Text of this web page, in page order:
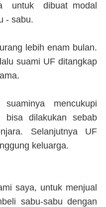
untuk dibuat modal
- sabu.
lebih enam bulan.
suami UF ditangkap
mencukupi
bisa dilakukan sebab
Selanjutnya UF
keluarga.
saya, untuk menjual
sabu-sabu dengan